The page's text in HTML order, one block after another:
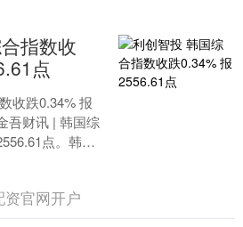
指数收
点
收跌0.34% 报
吾财讯 | 韩国综
点。韩国
部....
资官网开户